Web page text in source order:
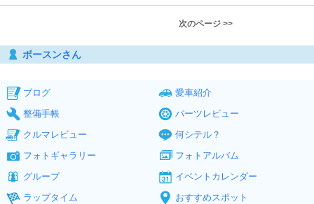
次のページ >>
ボースンさん
ブログ
愛車紹介
整備手帳
パーツレビュー
クルマレビュー
何シテル？
フォトギャラリー
フォトアルバム
グループ
イベントカレンダー
ラップタイム
おすすめスポット